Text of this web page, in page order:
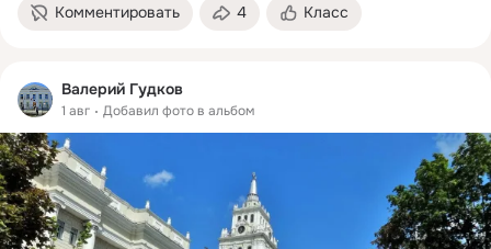
Комментировать 4 Класс
Валерий Гудков
1 авг Добавил фото в альбом